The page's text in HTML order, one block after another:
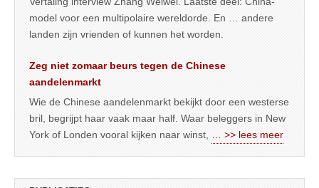
model voor een multipolaire wereldorde. En … andere
landen zijn vrienden of kunnen het worden.
Zeg niet zomaar beurs tegen de Chinese
aandelenmarkt
Wie de Chinese aandelenmarkt bekijkt door een westerse
bril, begrijpt haar vaak maar half. Waar beleggers in New
York of Londen vooral kijken naar winst,
… >> lees meer